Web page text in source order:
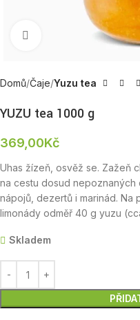
Zobrazit produktovou
Domů Čaje Yuzu tea
YUZU tea 1000 g
369,00Kč
Uhas žízeň, osvěž se. Zažeň
na cestu dosud
nápojů, dezertů i marinád.
limonády odměř 40 g yuzu
Skladem